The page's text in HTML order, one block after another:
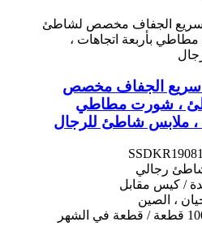
الجفاف مخصص
، شورت مطاطي
، ملابس شاطئ للرجال
رجالي
/ كيس مقابل
، الصين